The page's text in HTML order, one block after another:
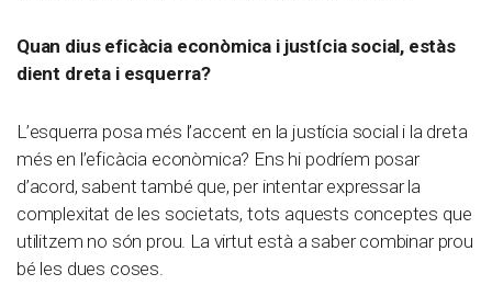
Quan dius eficàcia econòmica i justícia social, estàs
dient dreta i esquerra?
L’esquerra posa més l’accent en la justícia social i la dreta
més en l’eficàcia econòmica? Ens hi podríem posar
d’acord, sabent també que, per intentar expressar la
complexitat de les societats, tots aquests conceptes que
utilitzem no són prou. La virtut està a saber combinar prou
bé les dues coses.